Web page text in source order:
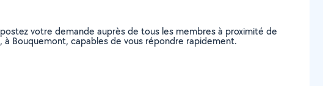
votre demande auprès de tous les membres à proximité de
Bouquemont, capables de vous répondre rapidement.